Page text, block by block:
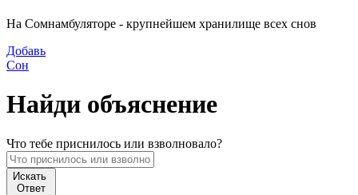
На Сомнамбуляторе - крупнейшем хранилище всех снов
Добавь
Сон
Найди объяснение
Что тебе приснилось или взволновало?
Искать
Ответ